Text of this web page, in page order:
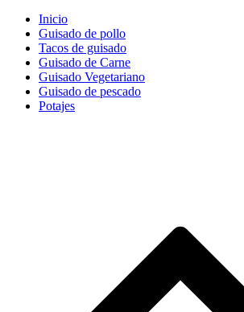
Inicio
Guisado de pollo
Tacos de guisado
Guisado de Carne
Guisado Vegetariano
Guisado de pescado
Potajes